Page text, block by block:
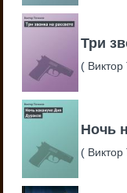
Три
(
Ночь
(